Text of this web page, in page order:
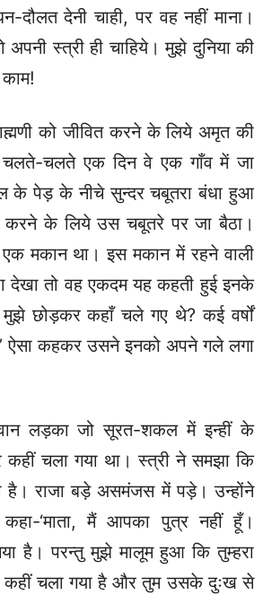
दौलत देनी चाही, पर वह नहीं माना।
स्त्री ही चाहिये। मुझे दुनिया की
को जीवित करने के लिये अमृत की
चलते एक दिन वे एक गाँव में जा
के पेड़ के नीचे सुन्दर चबूतरा बंधा हुआ
करने के लिये उस चबूतरे पर जा बैठा।
मकान था। इस मकान में रहने वाली
देखा तो वह एकदम यह कहती हुई इनके
मुझे छोड़कर कहाँ चले गए थे? कई वर्षों
ऐसा कहकर उसने इनको अपने गले लगा
लड़का जो सूरत-शकल में इन्हीं के
चला गया था। स्त्री ने समझा कि
है। राजा बड़े असमंजस में पड़े। उन्होंने
‘माता, मैं आपका पुत्र नहीं हूँ।
है। परन्तु मुझे मालूम हुआ कि तुम्हरा
कहीं चला गया है और तुम उसके दुःख से